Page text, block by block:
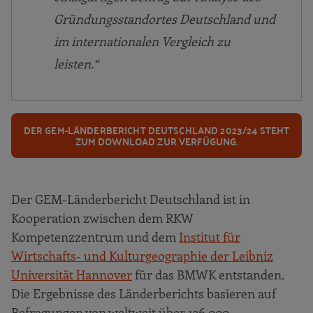
Gründungsstandortes Deutschland und
im internationalen Vergleich zu
leisten.“
DER GEM-LÄNDERBERICHT DEUTSCHLAND 2023/24 STEHT
ZUM DOWNLOAD ZUR VERFÜGUNG.
Der GEM-Länderbericht Deutschland ist in
Kooperation zwischen dem RKW
Kompetenzzentrum und dem Institut für
Wirtschafts- und Kulturgeographie der Leibniz
Universität Hannover für das BMWK entstanden.
Die Ergebnisse des Länderberichts basieren auf